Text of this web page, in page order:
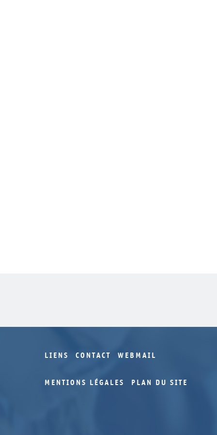
LIENS CONTACT WEBMAIL
MENTIONS LÉGALES PLAN DU SITE